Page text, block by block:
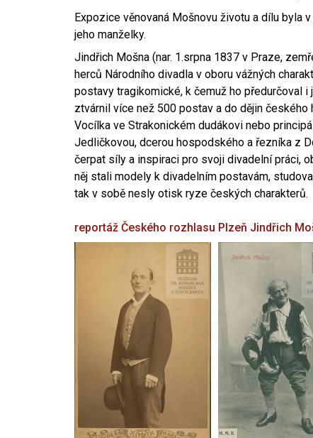
Expozice věnovaná Mošnovu životu a dílu byla
jeho manželky.
Jindřich Mošna (nar. 1.srpna 1837 v Praze,
herců Národního divadla v oboru vážných
postavy tragikomické, k čemuž ho předurčoval
ztvárnil více než 500 postav a do dějin
Vocílka ve Strakonickém dudákovi nebo
Jedličkovou, dcerou hospodského a řezníka z
čerpat síly a inspiraci pro svoji divadelní práci,
něj stali modely k divadelním postavám,
tak v sobě nesly otisk ryze českých charakterů.
reportáž Českého rozhlasu Plzeň Jindřich